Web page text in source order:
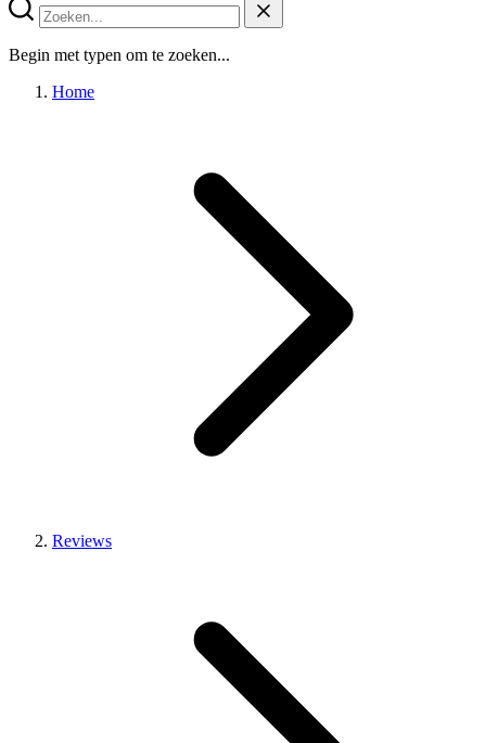
Begin met typen om te zoeken...
Home
Reviews